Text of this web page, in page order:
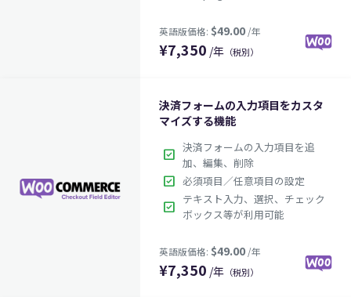
英語版価格:$49.00/年
¥7,350 /年 （税別）
決済フォームの入力項目をカスタ
マイズする機能
check_box 決済フォームの入力項目を追
加、編集、削除
check_box 必須項目／任意項目の設定
check_box テキスト入力、選択、チェック
ボックス等が利用可能
¥7,350 /年 （税別）